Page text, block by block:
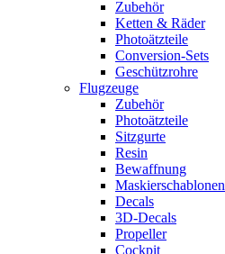
Zubehör
Ketten & Räder
Photoätzteile
Conversion-Sets
Geschützrohre
Flugzeuge
Zubehör
Photoätzteile
Sitzgurte
Resin
Bewaffnung
Maskierschablonen
Decals
3D-Decals
Propeller
Cockpit